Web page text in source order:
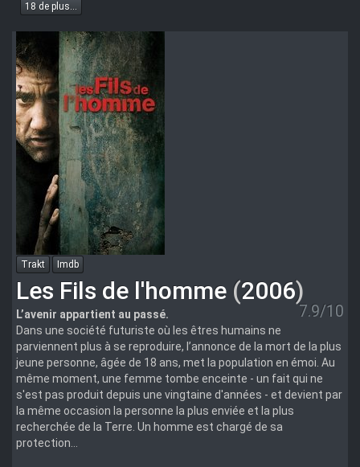
18 de plus...
Trakt Imdb
Les Fils de l'homme (2006)
7.9/10
L’avenir appartient au passé.
Dans une société futuriste où les êtres humains ne
parviennent plus à se reproduire, l’annonce de la mort de la plus
jeune personne, âgée de 18 ans, met la population en émoi. Au
même moment, une femme tombe enceinte - un fait qui ne
s'est pas produit depuis une vingtaine d'années - et devient par
la même occasion la personne la plus enviée et la plus
recherchée de la Terre. Un homme est chargé de sa
protection…